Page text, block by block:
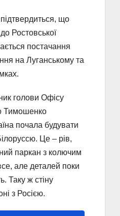
що
Ростовської
постачання
на Луганському та
голови Офісу
Тимошенко
почала будувати
Це – рів,
паркан з колючим
але деталей поки
Таку ж стіну
з Росією.